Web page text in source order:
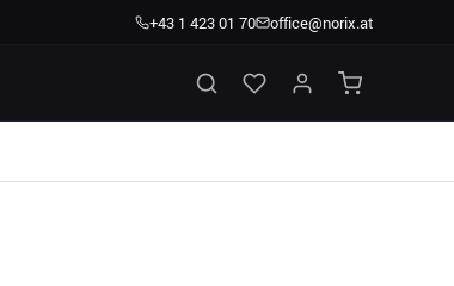
+43 1 423 01 70 office@norix.at